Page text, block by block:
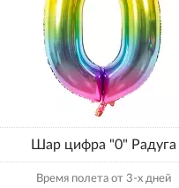
Шар цифра "0" Радуга
Время полета от 3-х дней